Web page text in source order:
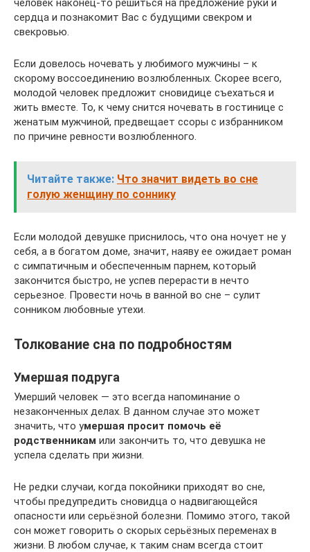
человек наконец-то решиться на предложение руки и
сердца и познакомит Вас с будущими свекром и
свекровью.
Если довелось ночевать у любимого мужчины – к
скорому воссоединению возлюбленных. Скорее всего,
молодой человек предложит сновидице съехаться и
жить вместе. То, к чему снится ночевать в гостинице с
женатым мужчиной, предвещает ссоры с избранником
по причине ревности возлюбленного.
Читайте также: Что значит видеть во сне
голую женщину по соннику
Если молодой девушке приснилось, что она ночует не у
себя, а в богатом доме, значит, наяву ее ожидает роман
с симпатичным и обеспеченным парнем, который
закончится быстро, не успев перерасти в нечто
серьезное. Провести ночь в ванной во сне – сулит
сонником любовные утехи.
Толкование сна по подробностям
Умершая подруга
Умерший человек — это всегда напоминание о
незаконченных делах. В данном случае это может
значить, что умершая просит помочь её
родственникам или закончить то, что девушка не
успела сделать при жизни.
Не редки случаи, когда покойники приходят во сне,
чтобы предупредить сновидца о надвигающейся
опасности или серьёзной болезни. Помимо этого, такой
сон может говорить о скорых серьёзных переменах в
жизни. В любом случае, к таким снам всегда стоит